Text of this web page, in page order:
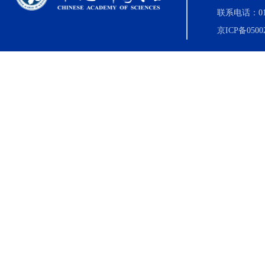
联系电话：
京ICP备